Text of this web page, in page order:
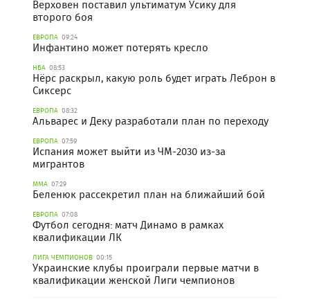
Верховен поставил ультиматум Усику для
второго боя
ЕВРОПА 09:24
Инфантино может потерять кресло
НБА 08:53
Нёрс раскрыл, какую роль будет играть Леброн в
Сиксерс
ЕВРОПА 08:32
Альварес и Деку разработали план по переходу
ЕВРОПА 07:59
Испания может выйти из ЧМ-2030 из-за
мигрантов
ММА 07:29
Беленюк рассекретил план на ближайший бой
ЕВРОПА 07:08
Футбол сегодня: матч Динамо в рамках
квалификации ЛК
ЛИГА ЧЕМПИОНОВ 00:15
Украинские клубы проиграли первые матчи в
квалификации женской Лиги чемпионов